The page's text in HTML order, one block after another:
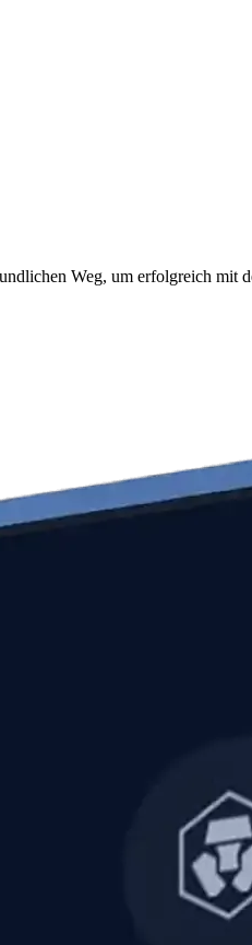
Weg, um erfolgreich mit